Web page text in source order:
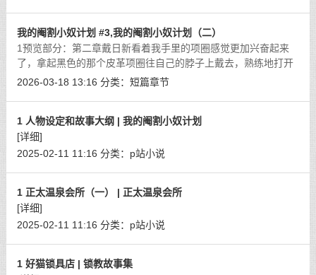
我的阉割小奴计划 #3,我的阉割小奴计划（二）
1预览部分：第二章戴日新看着我手里的项圈感觉更加兴奋起来
了，拿起黑色的那个皮革项圈往自己的脖子上戴去，熟练地打开
金属锁扣把项圈调整到合适的大小，两只手拿着项圈另一头的金
2026-03-18 13:16 分类： 短篇章节
1 人物设定和故事大纲 | 我的阉割小奴计划
[详细]
2025-02-11 11:16 分类： p站小说
1 正太温泉会所（一） | 正太温泉会所
[详细]
2025-02-11 11:16 分类： p站小说
1 好猫锁具店 | 锁教故事集